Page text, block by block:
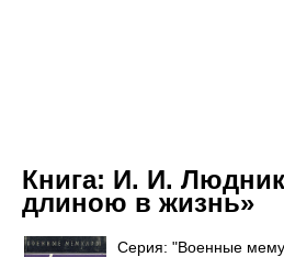
Книга: И. И.
длиною в жизнь»
Серия: "Военные